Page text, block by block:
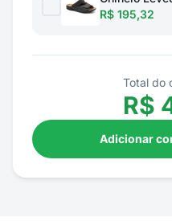
R$ 195,32
Total do
R$
Adicionar